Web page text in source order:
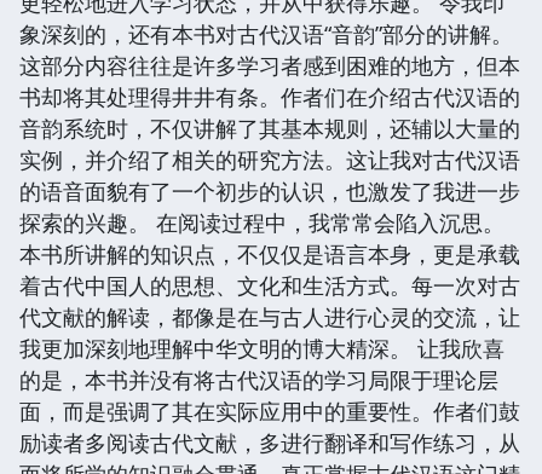
象深刻的，还有本书对古代汉语“音韵”部分的讲解。
这部分内容往往是许多学习者感到困难的地方，但本
书却将其处理得井井有条。作者们在介绍古代汉语的
音韵系统时，不仅讲解了其基本规则，还辅以大量的
实例，并介绍了相关的研究方法。这让我对古代汉语
的语音面貌有了一个初步的认识，也激发了我进一步
探索的兴趣。 在阅读过程中，我常常会陷入沉思。
本书所讲解的知识点，不仅仅是语言本身，更是承载
着古代中国人的思想、文化和生活方式。每一次对古
代文献的解读，都像是在与古人进行心灵的交流，让
我更加深刻地理解中华文明的博大精深。 让我欣喜
的是，本书并没有将古代汉语的学习局限于理论层
面，而是强调了其在实际应用中的重要性。作者们鼓
励读者多阅读古代文献，多进行翻译和写作练习，从